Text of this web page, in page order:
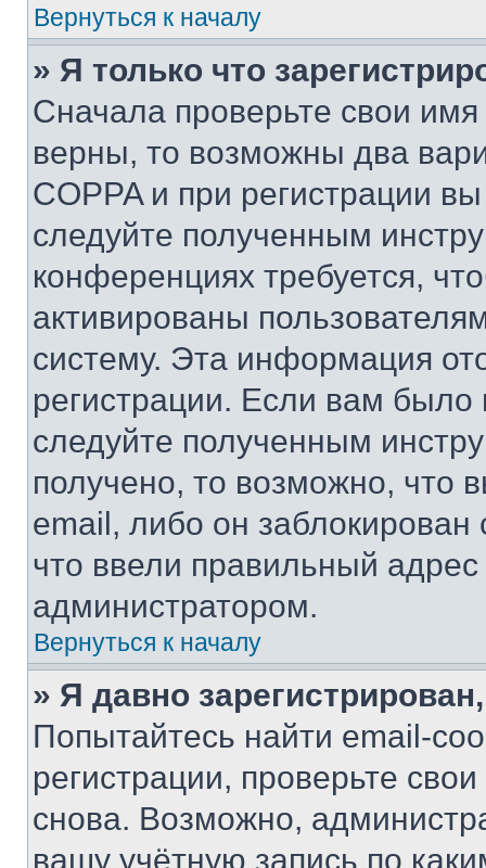
Вернуться к началу
» Я только что
Сначала проверьте свои
верны, то возможны два
COPPA и при регистрации
следуйте полученным
конференциях требуется,
активированы
систему. Эта информация
регистрации. Если вам
следуйте полученным
получено, то возможно, что
email, либо он
что ввели правильный адрес
администратором.
Вернуться к началу
» Я давно
Попытайтесь найти email-
регистрации, проверьте
снова. Возможно,
вашу учётную запись по